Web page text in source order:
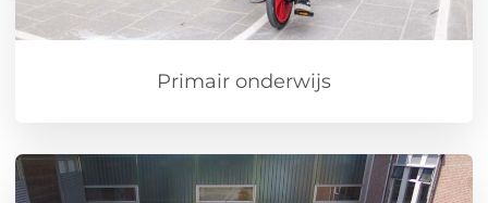
Primair onderwijs